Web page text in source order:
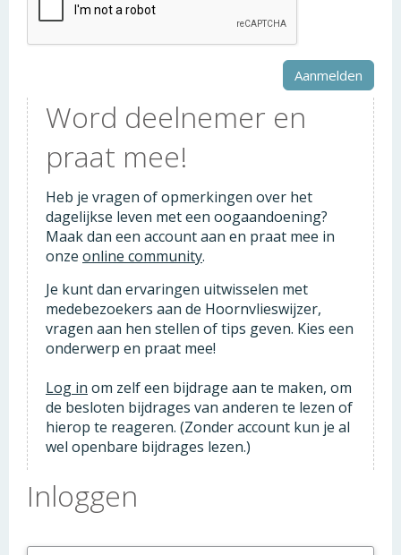
Word deelnemer en
praat mee!
Heb je vragen of opmerkingen over het
dagelijkse leven met een oogaandoening?
Maak dan een account aan en praat mee in
onze online community.
Je kunt dan ervaringen uitwisselen met
medebezoekers aan de Hoornvlieswijzer,
vragen aan hen stellen of tips geven. Kies een
onderwerp en praat mee!
Log in om zelf een bijdrage aan te maken, om
de besloten bijdrages van anderen te lezen of
hierop te reageren. (Zonder account kun je al
wel openbare bijdrages lezen.)
Inloggen